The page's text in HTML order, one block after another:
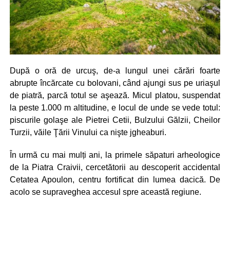
După o oră de urcuş, de-a lungul unei cărări foarte
abrupte încărcate cu bolovani, când ajungi sus pe uriaşul
de piatră, parcă totul se aşează. Micul platou, suspendat
la peste 1.000 m altitudine, e locul de unde se vede totul:
piscurile golaşe ale Pietrei Cetii, Bulzului Gălzii, Cheilor
Turzii, văile Ţării Vinului ca nişte jgheaburi.
În urmă cu mai mulți ani, la primele săpaturi arheologice
de la Piatra Craivii, cercetătorii au descoperit accidental
Cetatea Apoulon, centru fortificat din lumea dacică. De
acolo se supraveghea accesul spre această regiune.